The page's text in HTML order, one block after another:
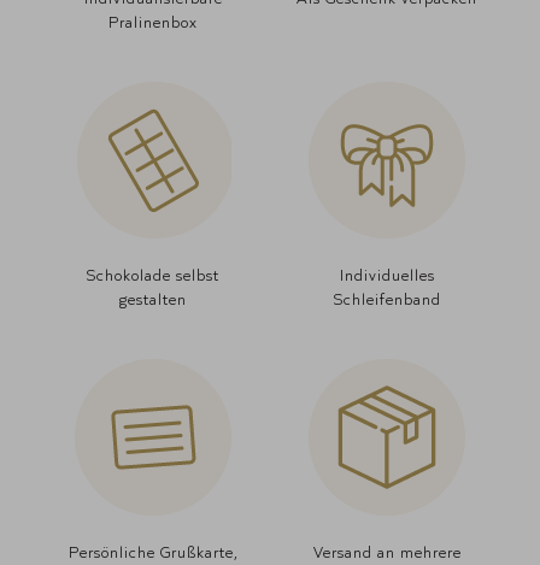
Pralinenbox
Schokolade selbst
gestalten
Individuelles
Schleifenband
Persönliche Grußkarte,
Versand an mehrere